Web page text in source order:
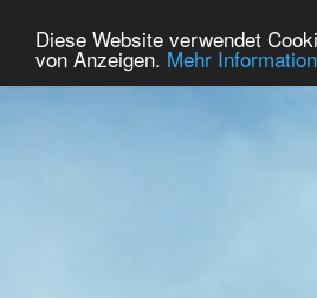
Diese Website verwendet
von Anzeigen. Mehr
Home